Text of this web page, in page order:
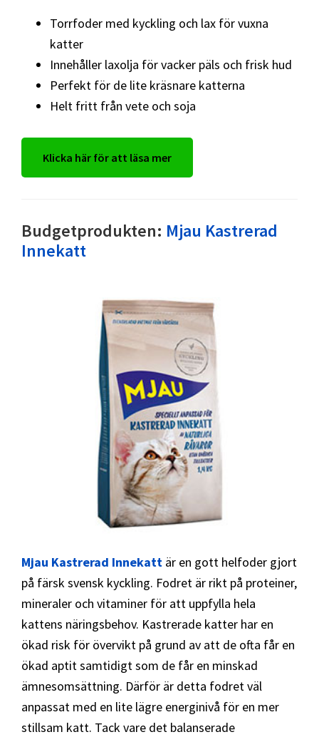
Torrfoder med kyckling och lax för vuxna
katter
Innehåller laxolja för vacker päls och frisk hud
Perfekt för de lite kräsnare katterna
Helt fritt från vete och soja
Klicka här för att läsa mer
Budgetprodukten: Mjau Kastrerad
Innekatt
Mjau Kastrerad Innekatt är en gott helfoder gjort
på färsk svensk kyckling. Fodret är rikt på proteiner,
mineraler och vitaminer för att uppfylla hela
kattens näringsbehov. Kastrerade katter har en
ökad risk för övervikt på grund av att de ofta får en
ökad aptit samtidigt som de får en minskad
ämnesomsättning. Därför är detta fodret väl
anpassat med en lite lägre energinivå för en mer
stillsam katt. Tack vare det balanserade